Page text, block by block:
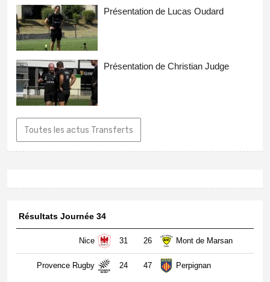
Présentation de Lucas Oudard
Présentation de Christian Judge
Toutes les actus Transferts
Résultats Journée 34
Nice 31 26 Mont de Marsan
Provence Rugby 24 47 Perpignan